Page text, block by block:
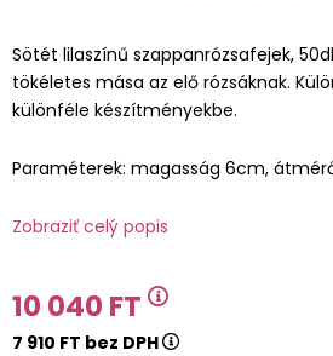
Sötét lilaszínű szappanrózsafejek,
tökéletes mása az elő rózsáknak.
különféle készítményekbe.
Paraméterek: magasság 6cm,
Zobraziť celý popis
10 040 FT
7 910 FT bez DPH